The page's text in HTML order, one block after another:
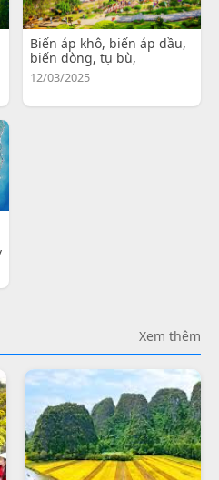
Biến áp khô, biến áp dầu,
biến dòng, tụ bù,
12/03/2025
Xem thêm